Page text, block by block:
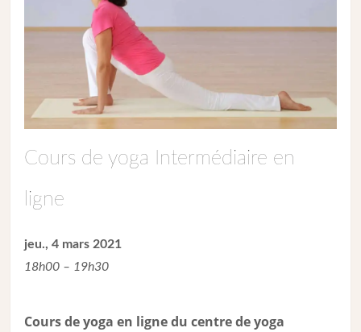
Cours de yoga Intermédiaire en
ligne
jeu., 4 mars 2021
18h00 – 19h30
Cours de yoga en ligne du centre de yoga